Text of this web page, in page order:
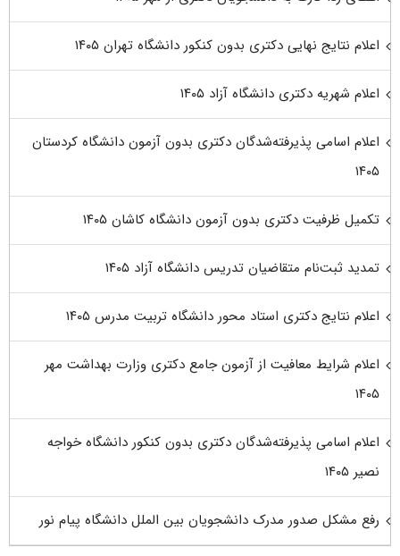
اعلام نتایج نهایی دکتری بدون کنکور دانشگاه تهران ۱۴۰۵
اعلام شهریه دکتری دانشگاه آزاد ۱۴۰۵
اعلام اسامی پذیرفته‌شدگان دکتری بدون آزمون دانشگاه کردستان
۱۴۰۵
تکمیل ظرفیت دکتری بدون آزمون دانشگاه کاشان ۱۴۰۵
تمدید ثبت‌نام متقاضیان تدریس دانشگاه آزاد ۱۴۰۵
اعلام نتایج دکتری استاد محور دانشگاه تربیت مدرس ۱۴۰۵
اعلام شرایط معافیت از آزمون جامع دکتری وزارت بهداشت مهر
۱۴۰۵
اعلام اسامی پذیرفته‌شدگان دکتری بدون کنکور دانشگاه خواجه
نصیر ۱۴۰۵
رفع مشکل صدور مدرک دانشجویان بین الملل دانشگاه پیام نور